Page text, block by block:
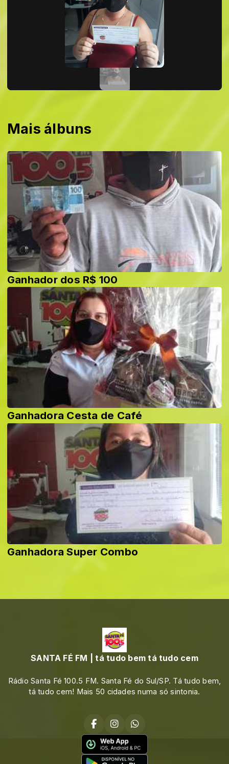
Mais álbuns
Ganhador dos R$ 100
Ganhadora Cesta de Café
Ganhadora Super Combo
SANTA FÉ FM | tá tudo bem tá tudo cem
Rádio Santa Fé 100.5 FM. Santa Fé do Sul/SP. Tá tudo bem,
tá tudo cem! Mais 50 cidades numa só sintonia.